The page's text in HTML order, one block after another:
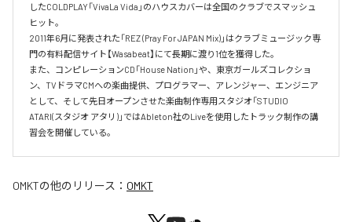
したCOLDPLAY「VivaLa Vida」のハウスカバーは全国のクラブでスマッシュ
ヒット。
2011年6月に発表された「REZ (Pray For JAPAN Mix)」はクラブミュージック専
門の有料配信サイト【Wasabeat】にて長期に渡り1位を獲得した。
また、コンピレーションCD「House Nation」や、東京ガールズコレクショ
ン、TVドラマCMへの楽曲提供、プログラマー、アレンジャー、エンジニア
として、そして先日オープンさせた楽曲制作専用スタジオ「STUDIO
ATARI(スタジオ アタリ)」ではAbleton社のLiveを使用したトラック制作の講
習会を開催している。
OMKTの他のリリース： OMKT